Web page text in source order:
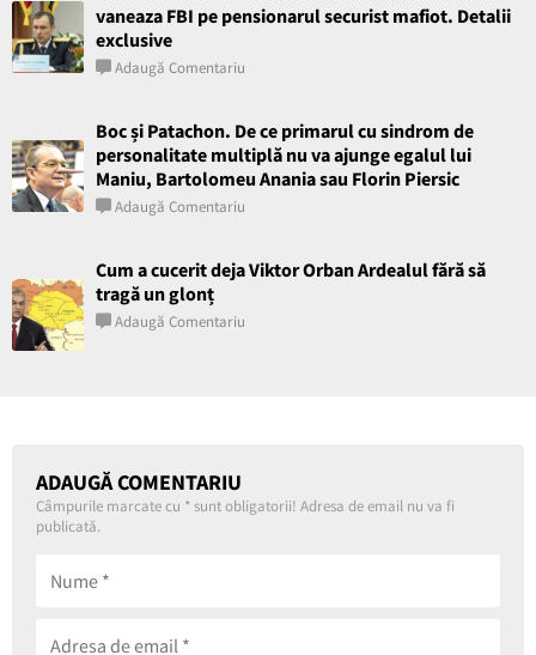
vaneaza FBI pe pensionarul securist mafiot. Detalii
exclusive
Adaugă Comentariu
Boc și Patachon. De ce primarul cu sindrom de
personalitate multiplă nu va ajunge egalul lui
Maniu, Bartolomeu Anania sau Florin Piersic
Adaugă Comentariu
Cum a cucerit deja Viktor Orban Ardealul fără să
tragă un glonț
Adaugă Comentariu
ADAUGĂ COMENTARIU
Câmpurile marcate cu *sunt obligatorii! Adresa de email nu va fi
publicată.